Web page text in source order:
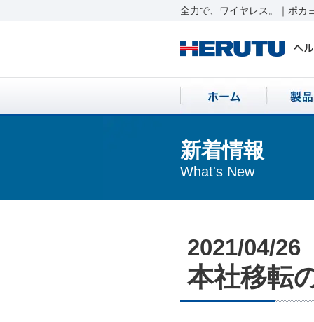
全力で、ワイヤレス。｜ポカ
新着情報
What's New
2021/04/26
本社移転